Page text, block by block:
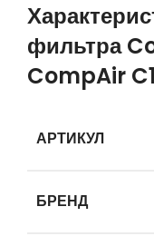
фильтра
CompAir
АРТИКУЛ
БРЕНД